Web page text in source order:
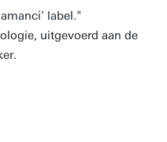
label."
uitgevoerd aan de